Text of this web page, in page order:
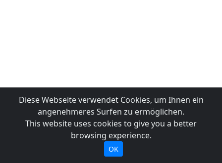
Diese Webseite verwendet Cookies, um Ihnen ein
angenehmeres Surfen zu ermöglichen.
This website uses cookies to give you a better
browsing experience.
OK